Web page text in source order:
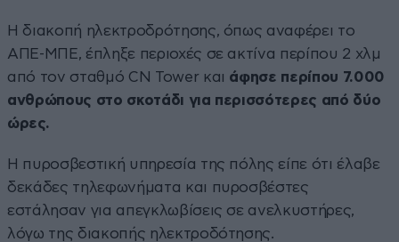
Η διακοπή ηλεκτροδρότησης, όπως αναφέρει το
ΑΠΕ-ΜΠΕ, έπληξε περιοχές σε ακτίνα περίπου 2 χλμ
από τον σταθμό CN Tower και άφησε περίπου 7.000
ανθρώπους στο σκοτάδι για περισσότερες από δύο
ώρες.
Η πυροσβεστική υπηρεσία της πόλης είπε ότι έλαβε
δεκάδες τηλεφωνήματα και πυροσβέστες
εστάλησαν για απεγκλωβίσεις σε ανελκυστήρες,
λόγω της διακοπής ηλεκτροδότησης.